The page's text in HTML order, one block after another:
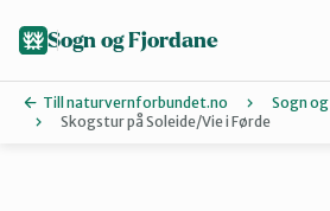
Sogn og Fjordane
Till naturvernforbundet.no Sogn
Skogstur på Soleide/Vie i Førde